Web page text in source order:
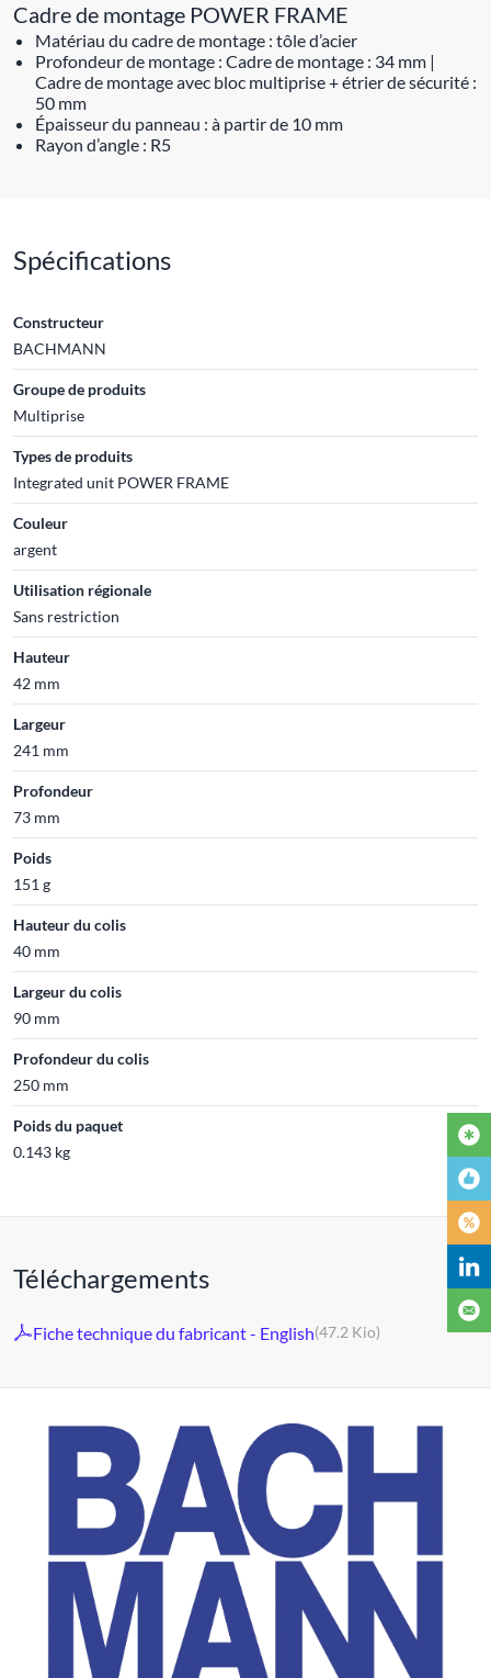
Cadre de montage POWER FRAME
Matériau du cadre de montage : tôle d’acier
Profondeur de montage : Cadre de montage : 34 mm |
Cadre de montage avec bloc multiprise + étrier de sécurité :
50 mm
Épaisseur du panneau : à partir de 10 mm
Rayon d’angle : R5
Spécifications
Constructeur
BACHMANN
Groupe de produits
Multiprise
Types de produits
Integrated unit POWER FRAME
Couleur
argent
Utilisation régionale
Sans restriction
Hauteur
42 mm
Largeur
241 mm
Profondeur
73 mm
Poids
151 g
Hauteur du colis
40 mm
Largeur du colis
90 mm
Profondeur du colis
250 mm
Poids du paquet
0.143 kg
Téléchargements
Fiche technique du fabricant - English(47.2 Kio)